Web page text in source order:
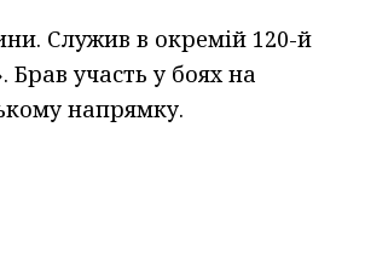
Служив в окремій 120-й
участь у боях на
напрямку.